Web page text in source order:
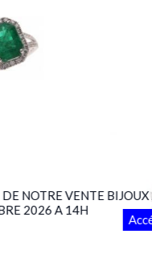
VENTE BIJOUX
A 14H
Accéder